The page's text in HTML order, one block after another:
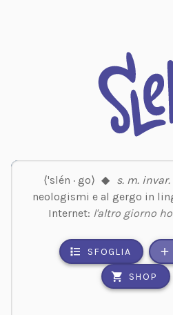
⟨'slén · go⟩ ◆ s. m. invar.
neologismi e al gergo in
Internet: l'altro giorno
SFOGLIA
SHOP